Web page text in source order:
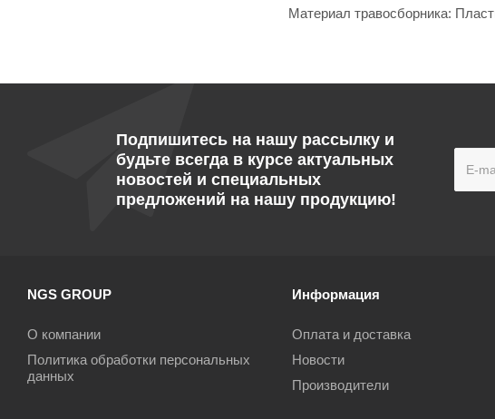
Материал травосборника:
Подпишитесь на нашу рассылку и
будьте всегда в курсе актуальных
новостей и специальных
предложений на нашу продукцию!
NGS GROUP
О компании
Политика обработки персональных
данных
Информация
Оплата и доставка
Новости
Производители